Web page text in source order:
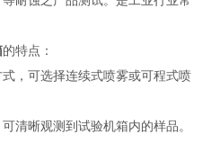
的特点：
，可选择连续式喷雾或可程式喷
清晰观测到试验机箱内的样品。